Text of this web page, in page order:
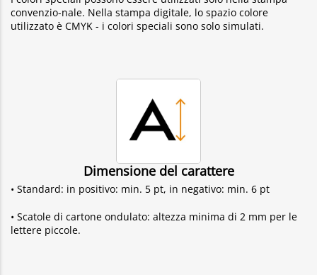
convenzio-nale. Nella stampa digitale, lo spazio colore
utilizzato è CMYK - i colori speciali sono solo simulati.
Dimensione del carattere
• Standard: in positivo: min. 5 pt, in negativo: min. 6 pt
• Scatole di cartone ondulato: altezza minima di 2 mm per le
lettere piccole.